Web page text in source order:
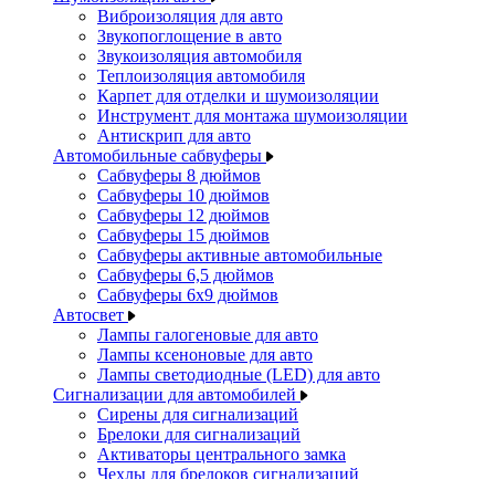
Виброизоляция для авто
Звукопоглощение в авто
Звукоизоляция автомобиля
Теплоизоляция автомобиля
Карпет для отделки и шумоизоляции
Инструмент для монтажа шумоизоляции
Антискрип для авто
Автомобильные сабвуферы
Сабвуферы 8 дюймов
Сабвуферы 10 дюймов
Сабвуферы 12 дюймов
Сабвуферы 15 дюймов
Сабвуферы активные автомобильные
Сабвуферы 6,5 дюймов
Сабвуферы 6x9 дюймов
Автосвет
Лампы галогеновые для авто
Лампы ксеноновые для авто
Лампы светодиодные (LED) для авто
Сигнализации для автомобилей
Сирены для сигнализаций
Брелоки для сигнализаций
Активаторы центрального замка
Чехлы для брелоков сигнализаций